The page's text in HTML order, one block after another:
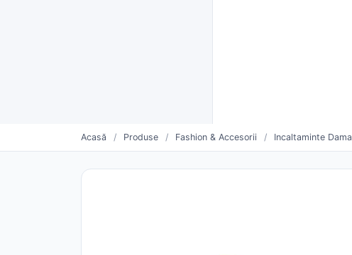
Acasă / Produse / Fashion & Accesorii / Incaltaminte Dama